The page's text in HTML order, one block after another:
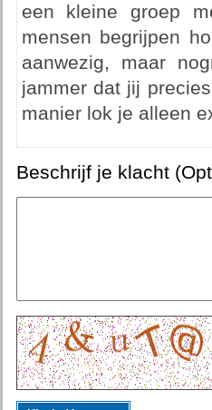
een kleine groep
mensen begrijpen
aanwezig, maar
jammer dat jij
manier lok je alleen
Beschrijf je klacht